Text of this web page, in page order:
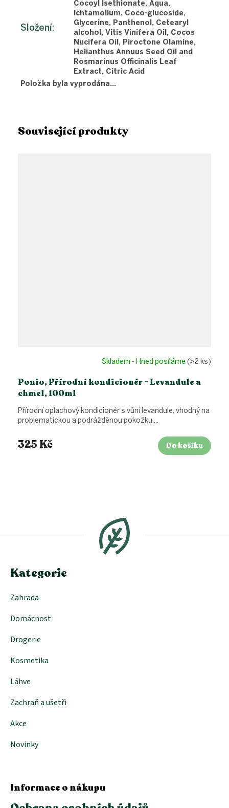
Související produkty
Ponio, Přírodní kondicionér - Levandule a
chmel, 100ml
Skladem - Hned posíláme (>2 ks)
325 Kč Do košíku
Přírodní oplachový kondicionér s vůní levandule, vhodný na
problematickou a podrážděnou pokožku,...
Složení:
Cocoyl Isethionate, Aqua,
Ichtamollum, Coco-glucoside,
Glycerine, Panthenol, Cetearyl
alcohol, Vitis Vinifera Oil, Cocos
Nucifera Oil, Piroctone Olamine,
Helianthus Annuus Seed Oil and
Rosmarinus Officinalis Leaf
Extract, Citric Acid
Položka byla vyprodána…
a
Kategorie
Zahrada
Domácnost
Drogerie
Kosmetika
Láhve
Zachraň a ušetři
Akce
Novinky
Informace o nákupu